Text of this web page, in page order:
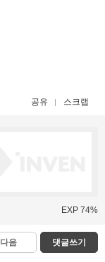
공유 스크랩
EXP 74%
다음 댓글쓰기